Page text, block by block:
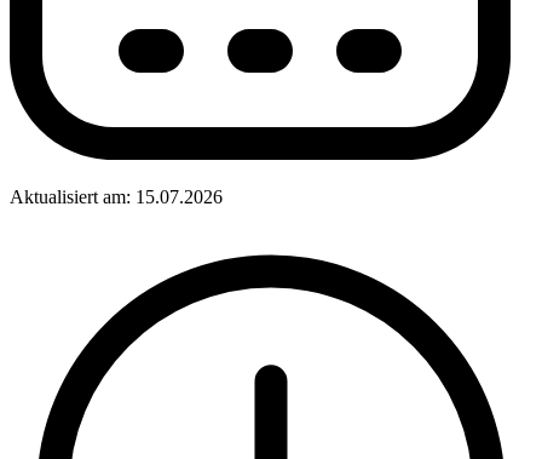
Aktualisiert am: 15.07.2026